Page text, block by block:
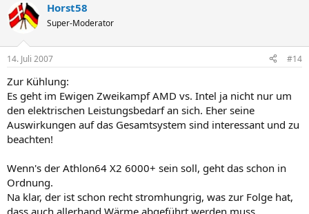
Horst58
Super-Moderator
14. Juli 2007 #14
Zur Kühlung:
Es geht im Ewigen Zweikampf AMD vs. Intel ja nicht nur um
den elektrischen Leistungsbedarf an sich. Eher seine
Auswirkungen auf das Gesamtsystem sind interessant und zu
beachten!
Wenn's der Athlon64 X2 6000+ sein soll, geht das schon in
Ordnung.
Na klar, der ist schon recht stromhungrig, was zur Folge hat,
dass auch allerhand Wärme abgeführt werden muss.